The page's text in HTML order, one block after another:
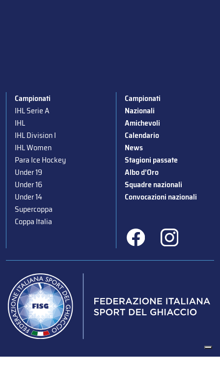
Campionati
IHL Serie A
IHL
IHL Division I
IHL Women
Para Ice Hockey
Under 19
Under 16
Under 14
Supercoppa
Coppa Italia
Campionati
Nazionali
Amichevoli
Calendario
News
Stagioni passate
Albo d’Oro
Squadre nazionali
Convocazioni nazionali
Federazione Italiana Sport del Ghiaccio